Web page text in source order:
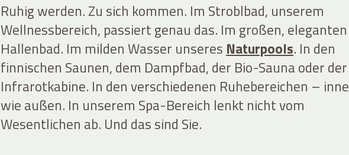
Ruhig werden. Zu sich kommen. Im Stroblbad, unserem
Wellnessbereich, passiert genau das. Im großen, eleganten
Hallenbad. Im milden Wasser unseres Naturpools. In den
finnischen Saunen, dem Dampfbad, der Bio-Sauna oder der
Infrarotkabine. In den verschiedenen Ruhebereichen –
wie außen. In unserem Spa-Bereich lenkt nicht vom
Wesentlichen ab. Und das sind Sie.